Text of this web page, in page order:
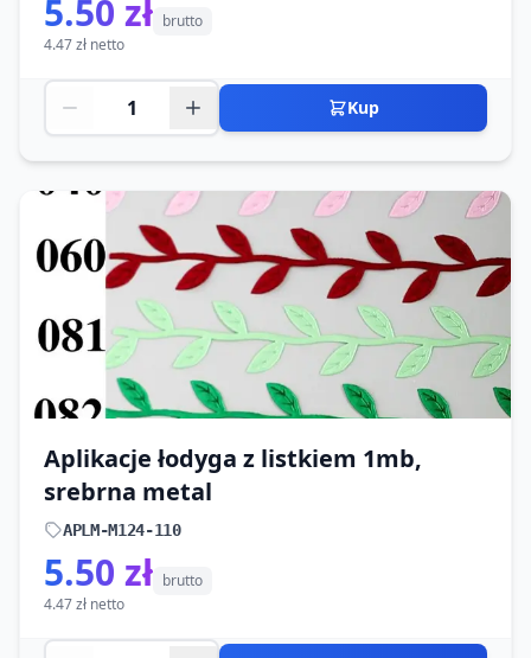
5.50 zł brutto
4.47 zł netto
Kup
Aplikacje łodyga z listkiem 1mb,
srebrna metal
APLM-M124-110
5.50 zł brutto
4.47 zł netto